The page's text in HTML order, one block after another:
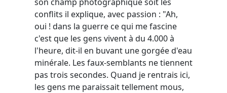
son champ photographique soit les
conflits il explique, avec passion : "Ah,
oui ! dans la guerre ce qui me fascine
c'est que les gens vivent à du 4.000 à
l'heure, dit-il en buvant une gorgée d'eau
minérale. Les faux-semblants ne tiennent
pas trois secondes. Quand je rentrais ici,
les gens me paraissait tellement mous,